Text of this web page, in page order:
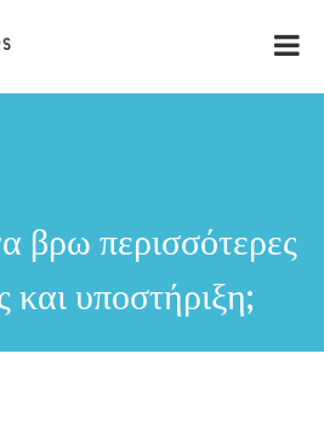
βρω περισσότερες
και υποστήριξη;